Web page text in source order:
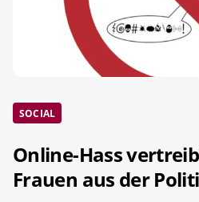
SOCIAL
Online-Hass
Frauen aus der